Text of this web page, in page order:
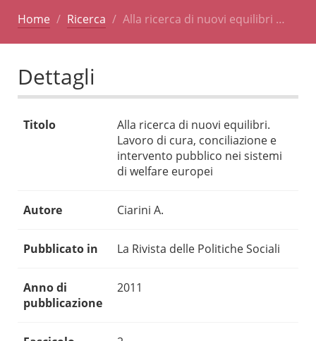
Home Ricerca Alla ricerca di nuovi equilibri …
Dettagli
Titolo
Alla ricerca di nuovi equilibri.
Lavoro di cura, conciliazione e
intervento pubblico nei sistemi
di welfare europei
Autore Ciarini A.
Pubblicato in La Rivista delle Politiche Sociali
Anno di
pubblicazione
2011